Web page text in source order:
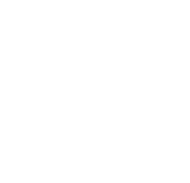
neuen Tab)